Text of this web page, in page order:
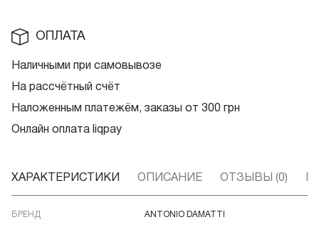
ОПЛАТА
Наличными при самовывозе
На рассчётный счёт
Наложенным платежём, заказы от 300 грн
Онлайн оплата liqpay
ХАРАКТЕРИСТИКИ ОПИСАНИЕ ОТЗЫВЫ (0)
БРЕНД ANTONIO DAMATTI